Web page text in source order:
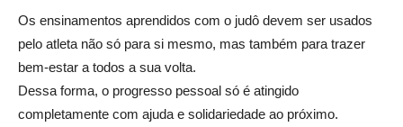
Os ensinamentos aprendidos com o judô devem ser usados
pelo atleta não só para si mesmo, mas também para trazer
bem-estar a todos a sua volta.
Dessa forma, o progresso pessoal só é atingido
completamente com ajuda e solidariedade ao próximo.